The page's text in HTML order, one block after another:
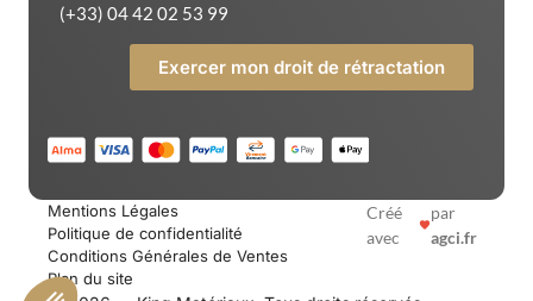
(+33) 04 42 02 53 99
Exercer mon droit de rétractation
Mentions Légales
Politique de confidentialité
Conditions Générales de Ventes
Plan du site
Créé
avec
par
agci.fr